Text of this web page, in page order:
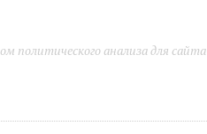
политического анализа для